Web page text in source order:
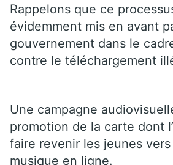
Rappelons que ce
évidemment mis en avant
gouvernement dans le
contre le téléchargement
Une campagne
promotion de la carte dont
faire revenir les jeunes vers
musique en ligne.